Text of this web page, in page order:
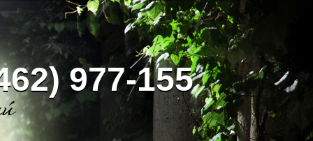
977-155